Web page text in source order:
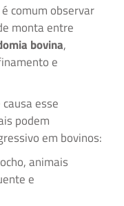
comum observar
monta entre
bovina,
e
esse
podem
em bovinos:
animais
e